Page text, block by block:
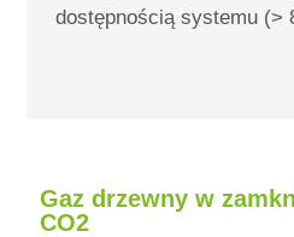
dostępnością systemu (>
Gaz drzewny w
CO2